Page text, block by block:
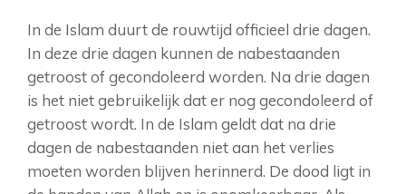
In de Islam duurt de rouwtijd officieel drie dagen.
In deze drie dagen kunnen de nabestaanden
getroost of gecondoleerd worden. Na drie dagen
is het niet gebruikelijk dat er nog gecondoleerd of
getroost wordt. In de Islam geldt dat na drie
dagen de nabestaanden niet aan het verlies
moeten worden blijven herinnerd. De dood ligt in